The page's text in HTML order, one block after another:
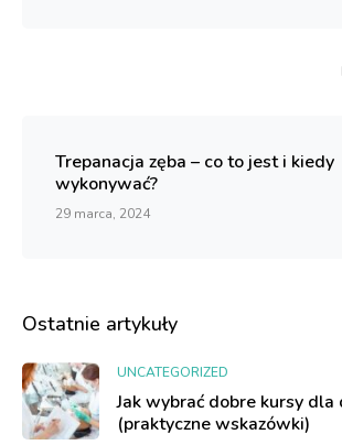
Trepanacja zęba – co to jest i kiedy
wykonywać?
29 marca, 2024
Ostatnie artykuły
UNCATEGORIZED
Jak wybrać dobre kursy
(praktyczne wskazówki)